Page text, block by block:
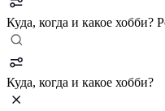
Куда, когда и какое хобби?
Куда, когда и какое хобби?